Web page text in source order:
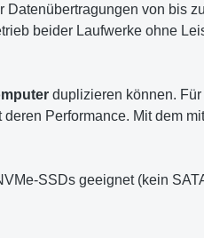
Datenübertragungen von bis
beider Laufwerke ohne
duplizieren können.
Performance. Mit dem
SSDs geeignet (kein